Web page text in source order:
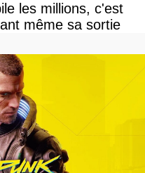
les millions, c'est
même sa sortie